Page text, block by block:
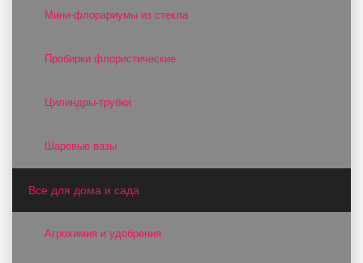
Мини-флорариумы из стекла
Пробирки флористические
Цилиндры-трубки
Шаровые вазы
Все для дома и сада
Агрохимия и удобрения